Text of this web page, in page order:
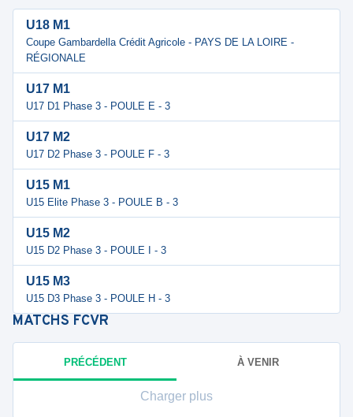
U18 M1
Coupe Gambardella Crédit Agricole - PAYS DE LA LOIRE -
RÉGIONALE
U17 M1
U17 D1 Phase 3 - POULE E - 3
U17 M2
U17 D2 Phase 3 - POULE F - 3
U15 M1
U15 Elite Phase 3 - POULE B - 3
U15 M2
U15 D2 Phase 3 - POULE I - 3
U15 M3
U15 D3 Phase 3 - POULE H - 3
MATCHS FCVR
PRÉCÉDENT À VENIR
Charger plus